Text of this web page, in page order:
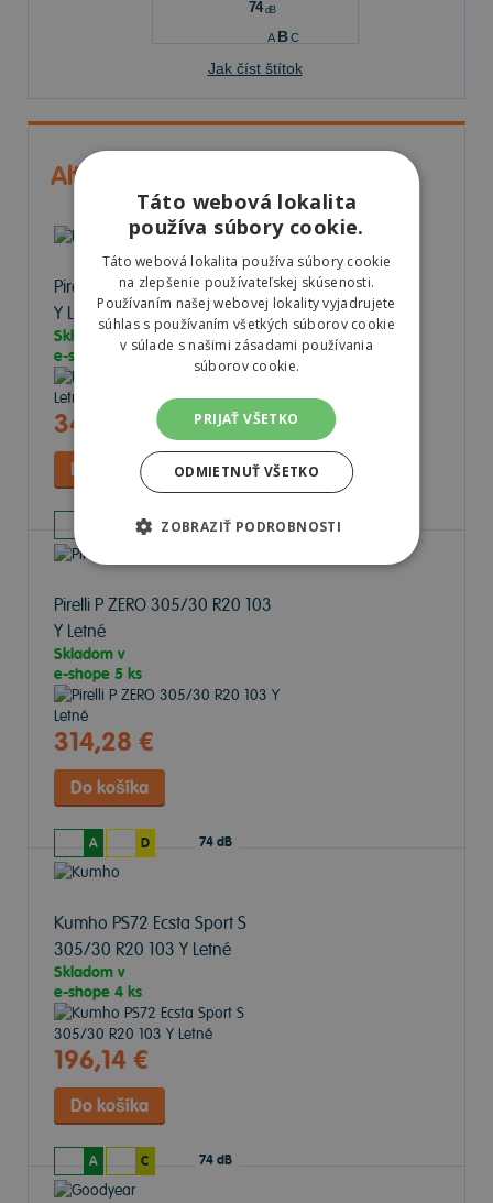
A B C
74 dB
Jak číst štítok
Alternatívne dostupné produkty
Pirelli P ZERO305/30 R20 103
Y Letné
Skladom v
e-shope
3 ks
343,13 €
C 74 dB
Pirelli P ZERO 305/30 R20 103
Y Letné
Skladom v
e-shope 5 ks
314,28 €
A D 74 dB
Kumho PS72 Ecsta Sport S
305/30 R20 103 Y Letné
Skladom v
e-shope 4 ks
196,14 €
A C 74 dB
Táto webová lokalita
používa súbory cookie.
Táto webová lokalita používa súbory cookie
na zlepšenie používateľskej skúsenosti.
Používaním našej webovej lokality vyjadrujete
súhlas s používaním všetkých súborov cookie
v súlade s našimi zásadami používania
súborov cookie.
PRIJAŤ VŠETKO
ODMIETNUŤ VŠETKO
ZOBRAZIŤ PODROBNOSTI